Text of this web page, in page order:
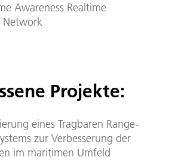
Awareness Realtime
Network
Projekte:
eines Tragbaren Range-
zur Verbesserung der
im maritimen Umfeld